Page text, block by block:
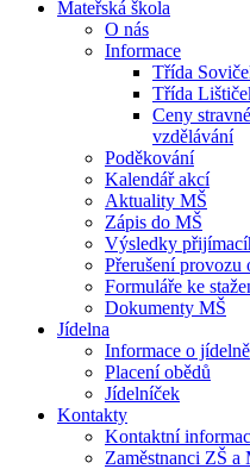
Mateřská škola
O nás
Informace
Třída
Třída
Ceny
vzdělávání
Poděkování
Kalendář akcí
Aktuality MŠ
Zápis do MŠ
Výsledky
Přerušení provozu
Formuláře ke
Dokumenty MŠ
Jídelna
Informace o jídelně
Placení obědů
Jídelníček
Kontakty
Kontaktní
Zaměstnanci ZŠ a